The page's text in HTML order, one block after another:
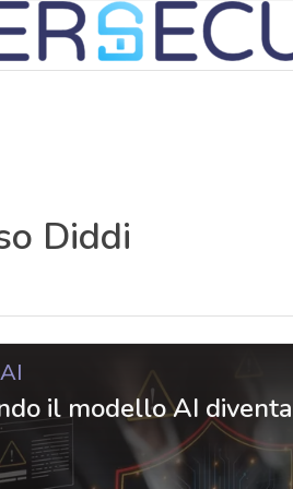
Diddi
il modello AI